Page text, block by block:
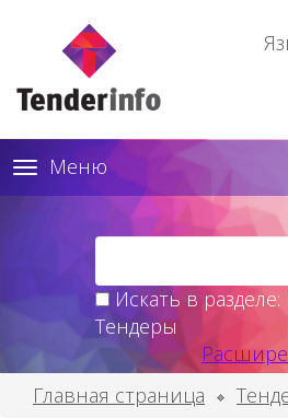
Toggle
navigation
Меню
Искать в
Тендеры
Главная страница